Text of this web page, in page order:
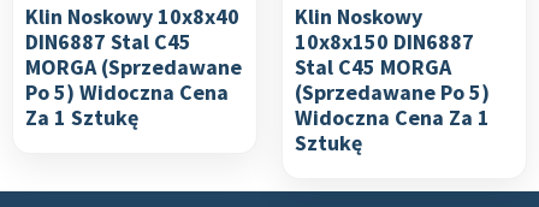
Klin Noskowy 10x8x40
DIN6887 Stal C45
MORGA (sprzedawane
Po 5) Widoczna Cena
Za 1 Sztukę
Klin Noskowy
10x8x150 DIN6887
Stal C45 MORGA
(sprzedawane Po 5)
Widoczna Cena Za 1
Sztukę